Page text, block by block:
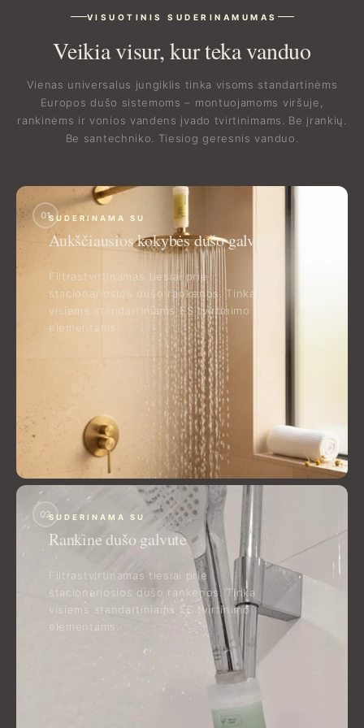
VISUOTINIS SUDERINAMUMAS
Veikia visur, kur teka vanduo
Vienas universalus jungiklis tinka visoms standartinėms
Europos dušo sistemoms – montuojamoms viršuje,
rankinėms ir vonios vandens įvado tvirtinimams. Be įrankių.
Be santechniko. Tiesiog geresnis vanduo.
01SUDERINAMA SU
Aukščiausios kokybės dušo galvutė
Filtrastvirtinamas tiesiai prie
stacionariosios dušo rankenos. Tinka
visiems standartiniams ES tvirtinimo
elementams.
02SUDERINAMA SU
Rankine dušo galvute
Filtrastvirtinamas tiesiai prie
stacionariosios dušo rankenos. Tinka
visiems standartiniams ES tvirtinimo
elementams.